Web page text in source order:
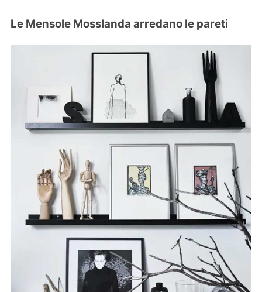
Le Mensole Mosslanda arredano le pareti